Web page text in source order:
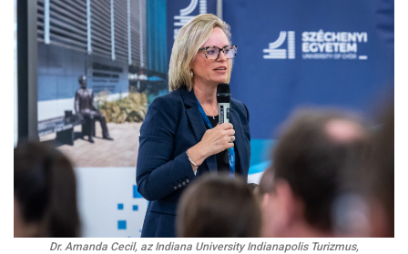
Dr. Amanda Cecil, az Indiana University Indianapolis Turizmus,